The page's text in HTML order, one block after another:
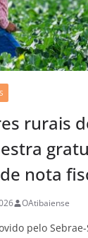
rurais
nota
OAtibaiense
pelo